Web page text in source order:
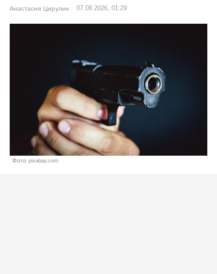
Анастасия Цирулик 07.08.2026, 01:29
Фото: pixabay.com